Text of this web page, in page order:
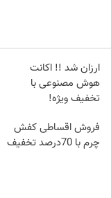
ارزان شد !! اکانت
هوش مصنوعی با
تخفیف ویژه!
فروش اقساطی کفش
چرم با 70درصد تخفیف